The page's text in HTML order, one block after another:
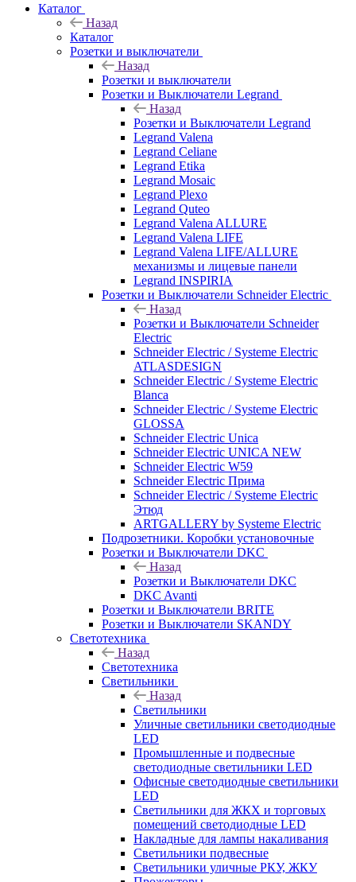
Каталог
Назад
Каталог
Розетки и выключатели
Назад
Розетки и выключатели
Розетки и Выключатели Legrand
Назад
Розетки и Выключатели Legrand
Legrand Valena
Legrand Celiane
Legrand Etika
Legrand Mosaic
Legrand Plexo
Legrand Quteo
Legrand Valena ALLURE
Legrand Valena LIFE
Legrand Valena LIFE/ALLURE
механизмы и лицевые панели
Legrand INSPIRIA
Розетки и Выключатели Schneider Electric
Назад
Розетки и Выключатели Schneider
Electric
Schneider Electric / Systeme Electric
ATLASDESIGN
Schneider Electric / Systeme Electric
Blanca
Schneider Electric / Systeme Electric
GLOSSA
Schneider Electric Unica
Schneider Electric UNICA NEW
Schneider Electric W59
Schneider Electric Прима
Schneider Electric / Systeme Electric
Этюд
ARTGALLERY by Systeme Electric
Подрозетники. Коробки установочные
Розетки и Выключатели DKC
Назад
Розетки и Выключатели DKC
DKC Avanti
Розетки и Выключатели BRITE
Розетки и Выключатели SKANDY
Светотехника
Назад
Светотехника
Светильники
Назад
Светильники
Уличные светильники светодиодные
LED
Промышленные и подвесные
светодиодные светильники LED
Офисные светодиодные светильники
LED
Светильники для ЖКХ и торговых
помещений светодиодные LED
Накладные для лампы накаливания
Светильники подвесные
Светильники уличные РКУ, ЖКУ